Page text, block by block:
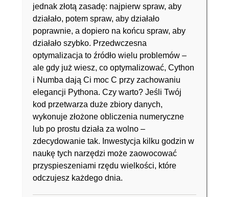
jednak złotą zasadę: najpierw spraw, aby
działało, potem spraw, aby działało
poprawnie, a dopiero na końcu spraw, aby
działało szybko. Przedwczesna
optymalizacja to źródło wielu problemów –
ale gdy już wiesz, co optymalizować, Cython
i Numba dają Ci moc C przy zachowaniu
elegancji Pythona. Czy warto? Jeśli Twój
kod przetwarza duże zbiory danych,
wykonuje złożone obliczenia numeryczne
lub po prostu działa za wolno –
zdecydowanie tak. Inwestycja kilku godzin w
naukę tych narzędzi może zaowocować
przyspieszeniami rzędu wielkości, które
odczujesz każdego dnia.